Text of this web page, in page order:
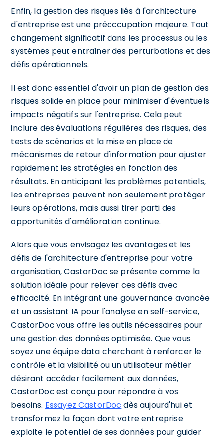
Enfin, la gestion des risques liés à l'architecture
d'entreprise est une préoccupation majeure. Tout
changement significatif dans les processus ou les
systèmes peut entraîner des perturbations et des
défis opérationnels.
Il est donc essentiel d'avoir un plan de gestion des
risques solide en place pour minimiser d'éventuels
impacts négatifs sur l'entreprise. Cela peut
inclure des évaluations régulières des risques, des
tests de scénarios et la mise en place de
mécanismes de retour d'information pour ajuster
rapidement les stratégies en fonction des
résultats. En anticipant les problèmes potentiels,
les entreprises peuvent non seulement protéger
leurs opérations, mais aussi tirer parti des
opportunités d'amélioration continue.
Alors que vous envisagez les avantages et les
défis de l'architecture d'entreprise pour votre
organisation, CastorDoc se présente comme la
solution idéale pour relever ces défis avec
efficacité. En intégrant une gouvernance avancée
et un assistant IA pour l'analyse en self-service,
CastorDoc vous offre les outils nécessaires pour
une gestion des données optimisée. Que vous
soyez une équipe data cherchant à renforcer le
contrôle et la visibilité ou un utilisateur métier
désirant accéder facilement aux données,
CastorDoc est conçu pour répondre à vos
besoins. Essayez CastorDoc dès aujourd'hui et
transformez la façon dont votre entreprise
exploite le potentiel de ses données pour guider